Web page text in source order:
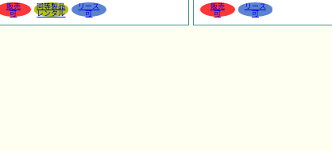
販売
可
同等製品
レンタル
リース
可
販売
可
リース
可